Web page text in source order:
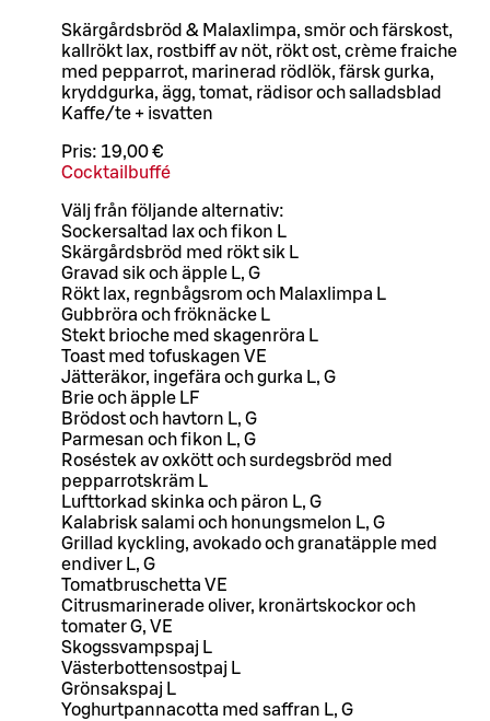
Skärgårdsbröd & Malaxlimpa, smör och färskost,
kallrökt lax, rostbiff av nöt, rökt ost, crème fraiche
med pepparrot, marinerad rödlök, färsk gurka,
kryddgurka, ägg, tomat, rädisor och salladsblad
Kaffe/te + isvatten
Pris: 19,00 €
Cocktailbuffé
Välj från följande alternativ:
Sockersaltad lax och fikon L
Skärgårdsbröd med rökt sik L
Gravad sik och äpple L, G
Rökt lax, regnbågsrom och Malaxlimpa L
Gubbröra och fröknäcke L
Stekt brioche med skagenröra L
Toast med tofuskagen VE
Jätteräkor, ingefära och gurka L, G
Brie och äpple LF
Brödost och havtorn L, G
Parmesan och fikon L, G
Roséstek av oxkött och surdegsbröd med
pepparrotskräm L
Lufttorkad skinka och päron L, G
Kalabrisk salami och honungsmelon L, G
Grillad kyckling, avokado och granatäpple med
endiver L, G
Tomatbruschetta VE
Citrusmarinerade oliver, kronärtskockor och
tomater G, VE
Skogssvampspaj L
Västerbottensostpaj L
Grönsakspaj L
Yoghurtpannacotta med saffran L, G